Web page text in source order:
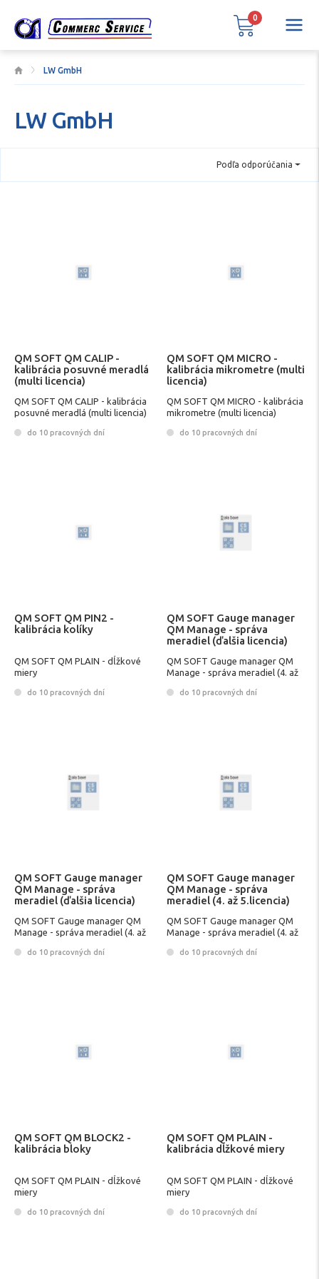
LW GmbH
LW GmbH
Podľa odporúčania
QM SOFT QM CALIP -
kalibrácia posuvné meradlá
(multi licencia)
QM SOFT QM CALIP - kalibrácia
posuvné meradlá (multi licencia)
do 10 pracovných dní
QM SOFT QM MICRO -
kalibrácia mikrometre (multi
licencia)
QM SOFT QM MICRO - kalibrácia
mikrometre (multi licencia)
do 10 pracovných dní
QM SOFT QM PIN2 -
kalibrácia kolíky
QM SOFT QM PLAIN - dĺžkové
miery
do 10 pracovných dní
QM SOFT Gauge manager
QM Manage - správa
meradiel (ďalšia licencia)
QM SOFT Gauge manager QM
Manage - správa meradiel (4. až
do 10 pracovných dní
QM SOFT Gauge manager
QM Manage - správa
meradiel (ďalšia licencia)
QM SOFT Gauge manager QM
Manage - správa meradiel (4. až
do 10 pracovných dní
QM SOFT Gauge manager
QM Manage - správa
meradiel (4. až 5.licencia)
QM SOFT Gauge manager QM
Manage - správa meradiel (4. až
do 10 pracovných dní
QM SOFT QM BLOCK2 -
kalibrácia bloky
QM SOFT QM PLAIN - dĺžkové
miery
do 10 pracovných dní
QM SOFT QM PLAIN -
kalibrácia dĺžkové miery
QM SOFT QM PLAIN - dĺžkové
miery
do 10 pracovných dní
0